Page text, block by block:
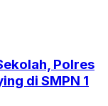
Polres
di SMPN 1